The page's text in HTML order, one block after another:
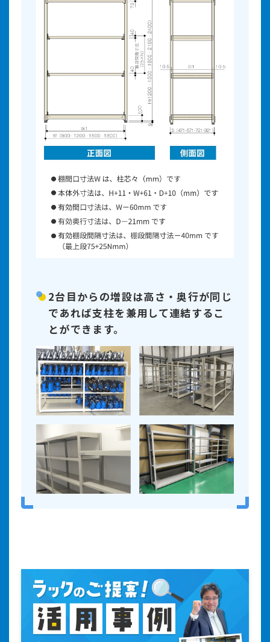
2台目からの増設は高さ・奥行が同じ
であれば支柱を兼用して連結するこ
とができます。